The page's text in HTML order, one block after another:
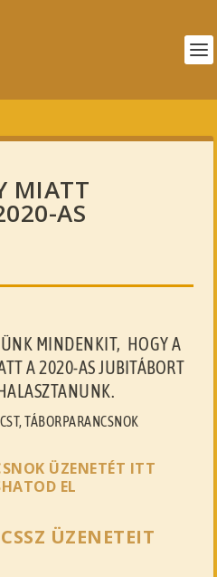
MIATT
AS
MINDENKIT, HOGY A
A 2020-AS JUBITÁBORT
TÁBORPARANCSNOK
ÜZENETÉT ITT
EL
ÜZENETEIT